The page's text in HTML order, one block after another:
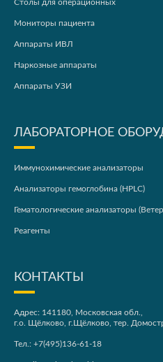
Столы для операционных
Мониторы пациента
Аппараты ИВЛ
Наркозные аппараты
Аппараты УЗИ
ЛАБОРАТОРНОЕ
Иммунохимические анализаторы
Анализаторы гемоглобина (HPLC)
Гематологические анализаторы
Реагенты
КОНТАКТЫ
Адрес: 141180, Московская обл.,
г.о. Щёлково, г.Щёлково, тер.
Тел.: +7(495)136-61-18